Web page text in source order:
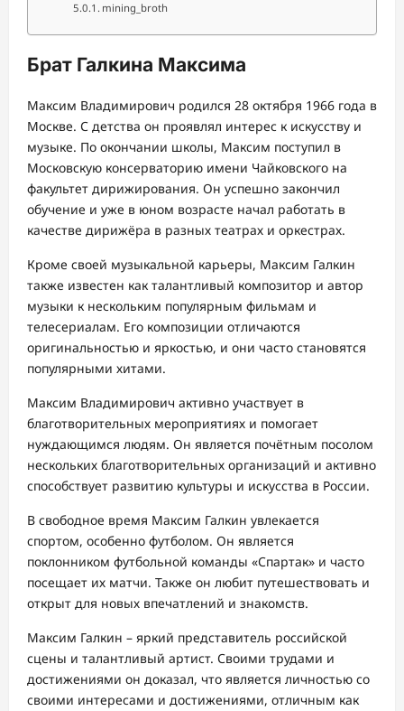
mining_broth
Брат Галкина Максима
Максим Владимирович родился 28 октября 1966 года в
Москве. С детства он проявлял интерес к искусству и
музыке. По окончании школы, Максим поступил в
Московскую консерваторию имени Чайковского на
факультет дирижирования. Он успешно закончил
обучение и уже в юном возрасте начал работать в
качестве дирижёра в разных театрах и оркестрах.
Кроме своей музыкальной карьеры, Максим Галкин
также известен как талантливый композитор и автор
музыки к нескольким популярным фильмам и
телесериалам. Его композиции отличаются
оригинальностью и яркостью, и они часто становятся
популярными хитами.
Максим Владимирович активно участвует в
благотворительных мероприятиях и помогает
нуждающимся людям. Он является почётным посолом
нескольких благотворительных организаций и активно
способствует развитию культуры и искусства в России.
В свободное время Максим Галкин увлекается
спортом, особенно футболом. Он является
поклонником футбольной команды «Спартак» и часто
посещает их матчи. Также он любит путешествовать и
открыт для новых впечатлений и знакомств.
Максим Галкин – яркий представитель российской
сцены и талантливый артист. Своими трудами и
достижениями он доказал, что является личностью со
своими интересами и достижениями, отличным как